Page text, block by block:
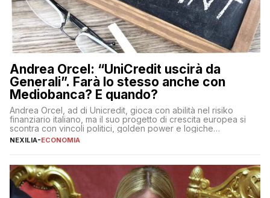
Andrea Orcel: “UniCredit uscirà da
Generali”. Farà lo stesso anche con
Mediobanca? E quando?
Andrea Orcel, ad di Unicredit, gioca con abilità nel risiko
finanziario italiano, ma il suo progetto di crescita europea si
scontra con vincoli politici, golden power e logiche
protezionistiche. Orcel e la mossa su Generali Andrea Orcel,
NEXILIA-ECONOMIA